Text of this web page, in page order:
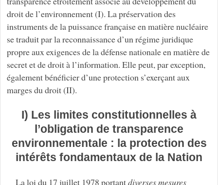
droit de l’environnement (I). La préservation des
instruments de la puissance française en matière nucléaire
se traduit par la reconnaissance d’un régime juridique
propre aux exigences de la défense nationale en matière de
secret et de droit à l’information. Elle peut, par exception,
également bénéficier d’une protection s’exerçant aux
marges du droit (II).
I) Les limites constitutionnelles à
l’obligation de transparence
environnementale : la protection des
intérêts fondamentaux de la Nation
La loi du 17 juillet 1978 portantdiverses mesures